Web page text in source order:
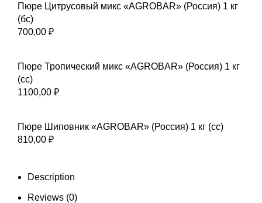
Пюре Цитрусовый микс «AGROBAR» (Россия) 1 кг
(бс)
700,00 ₽
Пюре Тропический микс «AGROBAR» (Россия) 1 кг
(сс)
1100,00 ₽
Пюре Шиповник «AGROBAR» (Россия) 1 кг (сс)
810,00 ₽
Description
Reviews (0)